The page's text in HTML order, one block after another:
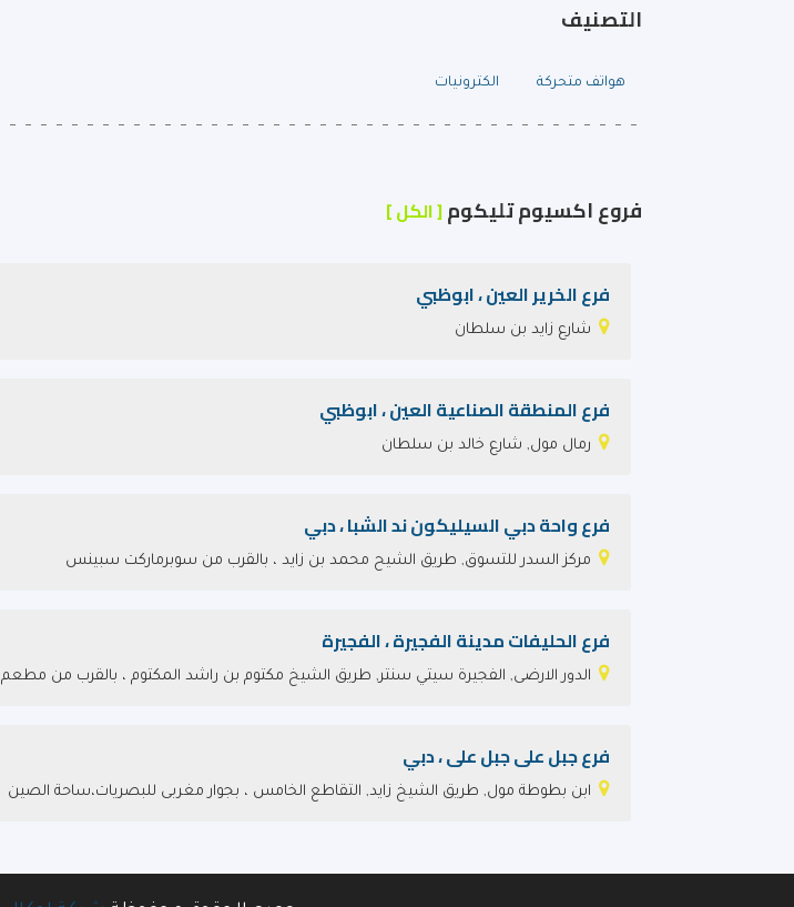
التصنيف
هواتف متحركة الكترونيات
فروع اكسيوم تليكوم[ الكل ]
فرع الخرير العين ، ابوظبي
شارع زايد بن سلطان
فرع المنطقة الصناعية العين ، ابوظبي
رمال مول, شارع خالد بن سلطان
فرع واحة دبي السيليكون ند الشبا ، دبي
مركز السدر للتسوق, طريق الشيح محمد بن زايد ، بالقرب من سوبرماركت سبينس
فرع الحليفات مدينة الفجيرة ، الفجيرة
الدور الارضى, الفجيرة سيتي سنتر, طريق الشيخ مكتوم بن راشد المكتوم ، بالقرب من
فرع جبل على جبل على ، دبي
ابن بطوطة مول, طريق الشيخ زايد, التقاطع الخامس ، بجوار مغربى للبصريات،ساحة الصين